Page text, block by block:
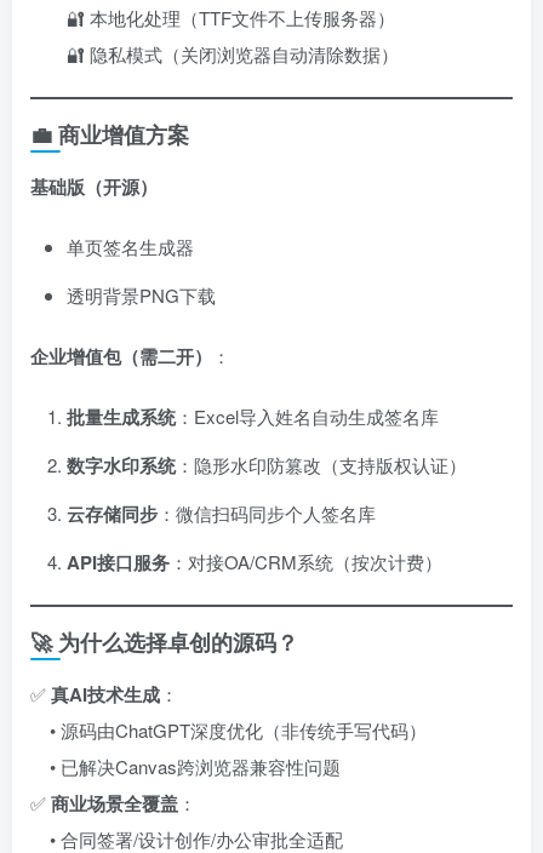
🔐 本地化处理（TTF文件不上传服务器）
🔐 隐私模式（关闭浏览器自动清除数据）
💼 商业增值方案
基础版（开源）​
单页签名生成器
透明背景PNG下载
企业增值包（需二开）​ ：
批量生成系统：Excel导入姓名自动生成签名库
数字水印系统：隐形水印防篡改（支持版权认证）
云存储同步 ：微信扫码同步个人签名库
API接口服务 ：对接OA/CRM系统（按次计费）
🚀 为什么选择卓创的源码？
✅ ​真AI技术生成 ：
• 源码由ChatGPT深度优化（非传统手写代码）
• 已解决Canvas跨浏览器兼容性问题
✅ ​商业场景全覆盖 ：
• 合同签署/设计创作/办公审批全适配